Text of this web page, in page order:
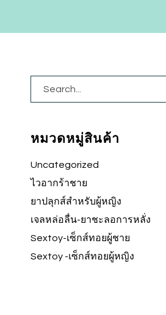
หมวดหมู่สินค้า
Uncategorized
ไวอากร้าชาย
ยาปลุกส์สำหรับผู้หญิง
เจลหล่อลื่น-ยาชะลอการหลั่ง
Sextoy-เซ็กส์ทอยผู้ชาย
Sextoy -เซ็กส์ทอยผู้หญิง